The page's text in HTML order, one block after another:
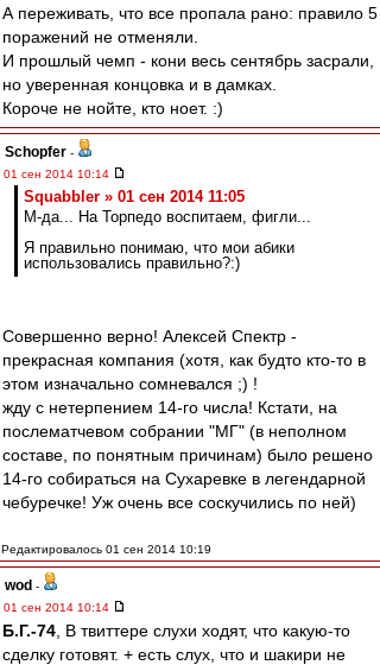
А переживать, что все пропала рано: правило 5
поражений не отменяли.
И прошлый чемп - кони весь сентябрь засрали,
но уверенная концовка и в дамках.
Короче не нойте, кто ноет. :)
Schopfer -
01 сен 2014 10:14
Squabbler » 01 сен 2014 11:05
М-да... На Торпедо воспитаем, фигли...
Я правильно понимаю, что мои абики
использовались правильно?:)
Совершенно верно! Алексей Спектр -
прекрасная компания (хотя, как будто кто-то в
этом изначально сомневался ;) !
жду с нетерпением 14-го числа! Кстати, на
послематчевом собрании "МГ" (в неполном
составе, по понятным причинам) было решено
14-го собираться на Сухаревке в легендарной
чебуречке! Уж очень все соскучились по ней)
Редактировалось 01 сен 2014 10:19
wod -
01 сен 2014 10:14
Б.Г.-74 , В твиттере слухи ходят, что какую-то
сделку готовят. + есть слух, что и шакири не